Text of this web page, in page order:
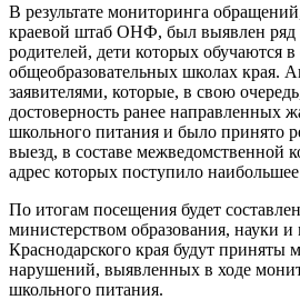
В результате мониторинга
краевой штаб ОНФ, был выявлен ряд
родителей, дети которых обучаются
общеобразовательных школах края.
заявителями, которые, в свою
достоверность ранее направленных
школьного питания и было принято
выезд, в составе межведомственной
адрес которых поступило
По итогам посещения будет
министерством образования, науки
Краснодарского края будут приняты
нарушений, выявленных в ходе
школьного питания.